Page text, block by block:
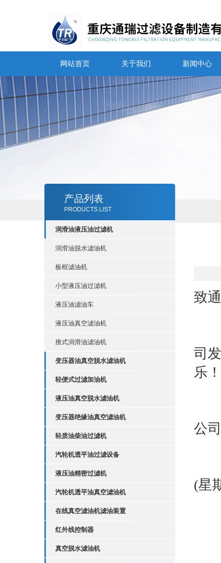
网站首页 关于我们 新闻中心
产品列表
PRODUCTS LIST
润滑油液压油过滤机
润滑油脱水滤油机
板框滤油机
小型液压油过滤机
液压油滤油车
液压油真空滤油机
推式润滑油滤油机
变压器油真空脱水滤油机
轻便式过滤加油机
液压油真空脱水滤油机
变压器绝缘油真空滤油机
轻质油柴油过滤机
汽轮机透平油过滤设备
液压油精密过滤机
汽轮机透平油真空滤油机
在线真空滤油机滤油装置
红外线控制器
真空脱水滤油机
致
司
乐
公
(星